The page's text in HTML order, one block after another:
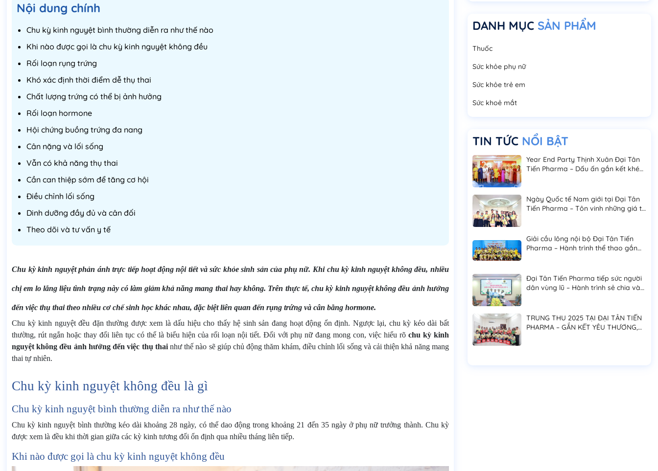
Nội dung chính
Chu kỳ kinh nguyệt bình thường diễn ra như thế nào
Khi nào được gọi là chu kỳ kinh nguyệt không đều
Rối loạn rụng trứng
Khó xác định thời điểm dễ thụ thai
Chất lượng trứng có thể bị ảnh hưởng
Rối loạn hormone
Hội chứng buồng trứng đa nang
Cân nặng và lối sống
Vẫn có khả năng thụ thai
Cần can thiệp sớm để tăng cơ hội
Điều chỉnh lối sống
Dinh dưỡng đầy đủ và cân đối
Theo dõi và tư vấn y tế
Chu kỳ kinh nguyệt phản ánh trực tiếp hoạt động nội tiết và sức khỏe sinh sản của phụ nữ. Khi chu kỳ kinh nguyệt không đều, nhiều
chị em lo lắng liệu tình trạng này có làm giảm khả năng mang thai hay không. Trên thực tế,chu kỳ kinh nguyệt không đều ảnh hưởng
đến việc thụ thaitheo nhiều cơ chế sinh học khác nhau, đặc biệt liên quan đến rụng trứng và cân bằng hormone.
Chu kỳ kinh nguyệt đều đặn thường được xem là dấu hiệu cho thấy hệ sinh sản đang hoạt động ổn định. Ngược lại, chu kỳ kéo dài bất
thường, rút ngắn hoặc thay đổi liên tục có thể là biểu hiện của rối loạn nội tiết. Đối với phụ nữ đang mong con, việc hiểu rõ chu kỳ kinh
nguyệt không đều ảnh hưởng đến việc thụ thainhư thế nào sẽ giúp chủ động thăm khám, điều chỉnh lối sống và cải thiện khả năng mang
thai tự nhiên.
Chu kỳ kinh nguyệt không đều là gì
Chu kỳ kinh nguyệt bình thường diễn ra như thế nào
Chu kỳ kinh nguyệt bình thường kéo dài khoảng 28 ngày, có thể dao động trong khoảng 21 đến 35 ngày ở phụ nữ trưởng thành. Chu kỳ
được xem là đều khi thời gian giữa các kỳ kinh tương đối ổn định qua nhiều tháng liên tiếp.
Khi nào được gọi là chu kỳ kinh nguyệt không đều
DANH MỤC SẢN PHẨM
Thuốc
Sức khỏe phụ nữ
Sức khỏe trẻ em
Sức khoẻ mắt
TIN TỨC NỔI BẬT
Year End Party Thịnh Xuân Đại Tân
Tiến Pharma – Dấu ấn gắn kết khép
Ngày Quốc tế Nam giới tại Đại Tân
Tiến Pharma – Tôn vinh những giá trị
Giải cầu lông nội bộ Đại Tân Tiến
Pharma – Hành trình thể thao gắn
Đại Tân Tiến Pharma tiếp sức người
dân vùng lũ – Hành trình sẻ chia và
TRUNG THU 2025 TẠI ĐẠI TÂN TIẾN
PHARMA – GẮN KẾT YÊU THƯƠNG,